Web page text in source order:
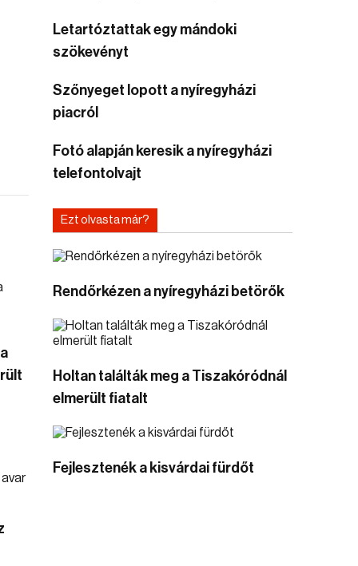
Letartóztattak egy mándoki
szökevényt
Szőnyeget lopott a nyíregyházi
piacról
Fotó alapján keresik a nyíregyházi
telefontolvajt
Ezt olvasta már?
Rendőrkézen a nyíregyházi betörők
Holtan találták meg a Tiszakóródnál
elmerült fiatalt
Fejlesztenék a kisvárdai fürdőt